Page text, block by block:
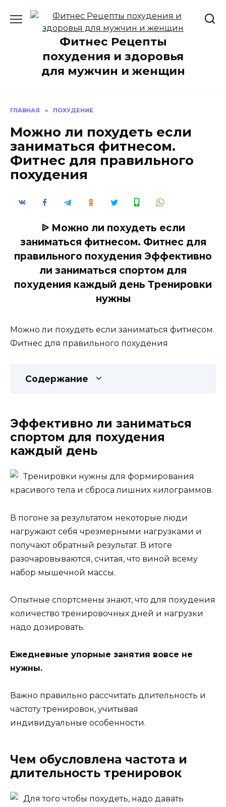
содержанию
Фитнес Рецепты
похудения и здоровья
для мужчин и женщин
ГЛАВНАЯ » ПОХУДЕНИЕ
Можно ли похудеть если
заниматься фитнесом.
Фитнес для правильного
похудения
ᐉ Можно ли похудеть если
заниматься фитнесом. Фитнес для
правильного похудения Эффективно
ли заниматься спортом для
похудения каждый день Тренировки
нужны
Можно ли похудеть если заниматься фитнесом.
Фитнес для правильного похудения
Содержание
Эффективно ли заниматься
спортом для похудения
каждый день
Тренировки нужны для формирования
красивого тела и сброса лишних килограммов.
В погоне за результатом некоторые люди
нагружают себя чрезмерными нагрузками и
получают обратный результат. В итоге
разочаровываются, считая, что виной всему
набор мышечной массы.
Опытные спортсмены знают, что для похудения
количество тренировочных дней и нагрузки
надо дозировать.
Ежедневные упорные занятия вовсе не
нужны.
Важно правильно рассчитать длительность и
частоту тренировок, учитывая
индивидуальные особенности.
Чем обусловлена частота и
длительность тренировок
Для того чтобы похудеть, надо давать